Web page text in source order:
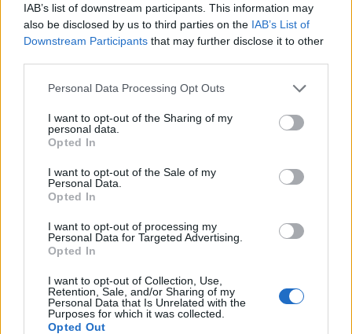
IAB’s list of downstream participants. This information may
also be disclosed by us to third parties on the IAB’s List of
Downstream Participants that may further disclose it to other
Personal Data Processing Opt Outs
I want to opt-out of the Sharing of my
personal data.
Opted In
I want to opt-out of the Sale of my
Personal Data.
Opted In
I want to opt-out of processing my
Personal Data for Targeted Advertising.
Opted In
I want to opt-out of Collection, Use,
Retention, Sale, and/or Sharing of my
Personal Data that Is Unrelated with the
Purposes for which it was collected.
Opted Out
2026. augusztus 07., péntek
Emberi sorsokat, érzelmeket
mutat be a Magyar Menyasszony